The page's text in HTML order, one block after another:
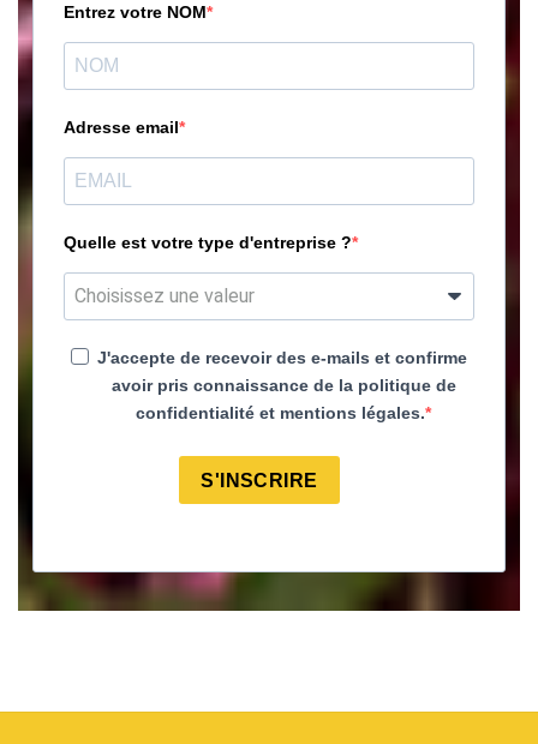
Entrez votre NOM
Adresse email
Quelle est votre type d'entreprise ?
J'accepte de recevoir des e-mails et confirme
avoir pris connaissance de la politique de
confidentialité et mentions légales.
S'INSCRIRE